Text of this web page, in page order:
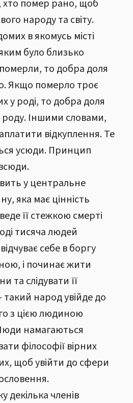
хто помер рано, щоб
народу та світу.
в якомусь місті
було близько
то добра доля
Якщо померло троє
у роді, то добра доля
Іншими словами,
відкуплення. Те
усюди. Принцип
у центральне
яка має цінність
її стежкою смерті
тисяча людей
себе в боргу
і починає жити
та слідувати її
народ увійде до
з цією людиною
намагаються
філософії вірних
щоб увійти до сфери
декілька членів